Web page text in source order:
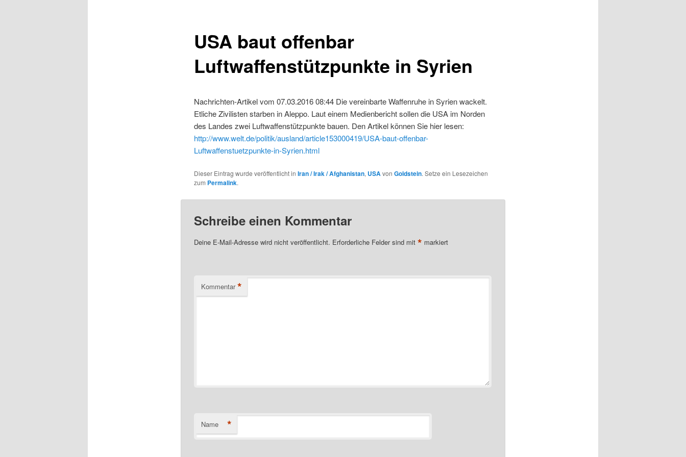
USA baut offenbar
Luftwaffenstützpunkte in Syrien
Nachrichten-Artikel vom 07.03.2016 08:44 Die vereinbarte Waffenruhe in Syrien wackelt.
Etliche Zivilisten starben in Aleppo. Laut einem Medienbericht sollen die USA im Norden
des Landes zwei Luftwaffenstützpunkte bauen. Den Artikel können Sie hier lesen:
http://www.welt.de/politik/ausland/article153000419/USA-baut-offenbar-
Luftwaffenstuetzpunkte-in-Syrien.html
Dieser Eintrag wurde veröffentlicht in Iran / Irak / Afghanistan, USAvon Goldstein. Setze ein Lesezeichen
zum Permalink.
Schreibe einen Kommentar
Deine E-Mail-Adresse wird nicht veröffentlicht. Erforderliche Felder sind mit * markiert
Kommentar *
Name *